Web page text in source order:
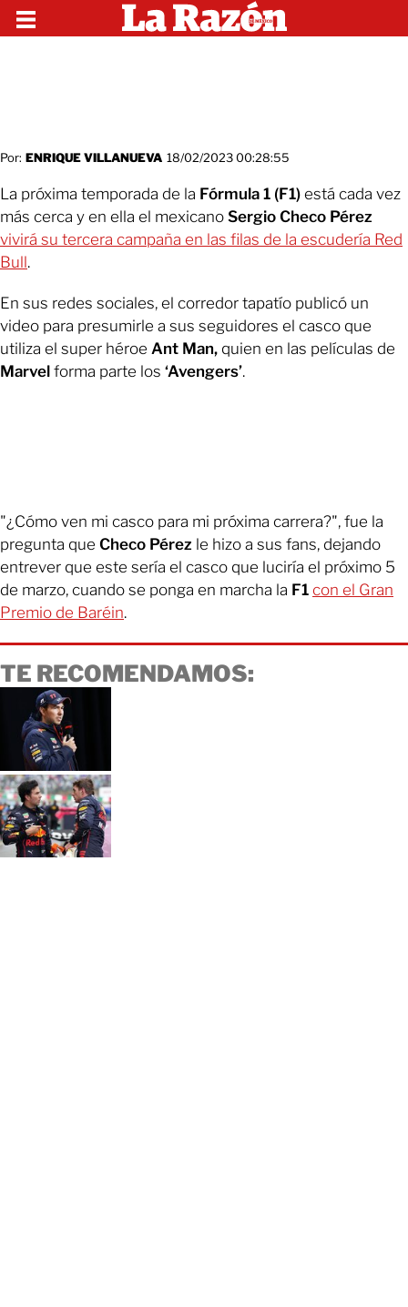
Por: ENRIQUE VILLANUEVA 18/02/2023 00:28:55
La próxima temporada de la Fórmula 1 (F1) está cada vez
más cerca y en ella el mexicano Sergio Checo Pérez
vivirá su tercera campaña en las filas de la escudería Red
Bull.
En sus redes sociales, el corredor tapatío publicó un
video para presumirle a sus seguidores el casco que
utiliza el super héroe Ant Man, quien en las películas de
Marvel forma parte los ‘Avengers’.
"¿Cómo ven mi casco para mi próxima carrera?", fue la
pregunta que Checo Pérez le hizo a sus fans, dejando
entrever que este sería el casco que luciría el próximo 5
de marzo, cuando se ponga en marcha la F1 con el Gran
Premio de Baréin.
TE RECOMENDAMOS: